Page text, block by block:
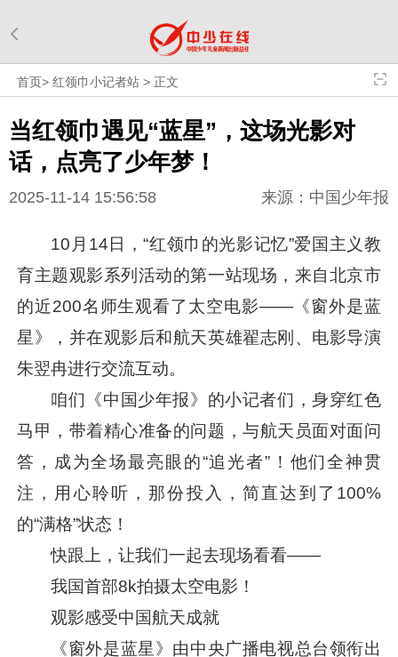
首页>红领巾小记者站 > 正文
当红领巾遇见“蓝星”，这场光影对
话，点亮了少年梦！
2025-11-14 15:56:58 来源：中国少年报
10月14日，“红领巾的光影记忆”爱国主义教
育主题观影系列活动的第一站现场，来自北京市
的近200名师生观看了太空电影——《窗外是蓝
星》，并在观影后和航天英雄翟志刚、电影导演
朱翌冉进行交流互动。
咱们《中国少年报》的小记者们，身穿红色
马甲，带着精心准备的问题，与航天员面对面问
答，成为全场最亮眼的“追光者”！他们全神贯
注，用心聆听，那份投入，简直达到了100%
的“满格”状态！
快跟上，让我们一起去现场看看——
我国首部8k拍摄太空电影！
观影感受中国航天成就
《窗外是蓝星》由中央广播电视总台领衔出